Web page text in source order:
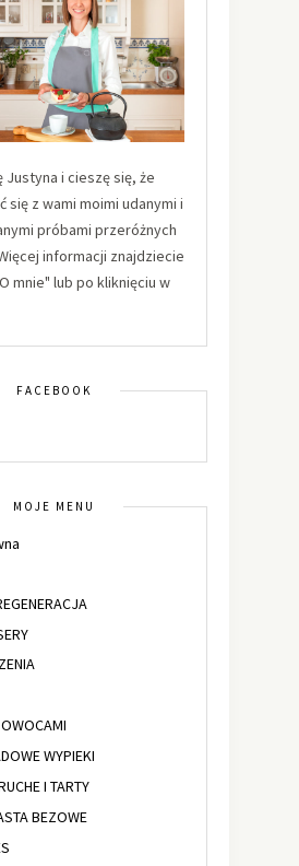
Justyna i cieszę się, że
się z wami moimi udanymi i
próbami przeróżnych
informacji znajdziecie
mnie" lub po kliknięciu w
FACEBOOK
MOJE MENU
WYPIEKI
I TARTY
BEZOWE